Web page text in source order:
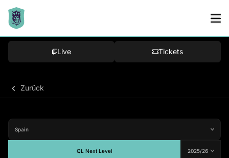
Live Tickets
Zurück
QL Next Level